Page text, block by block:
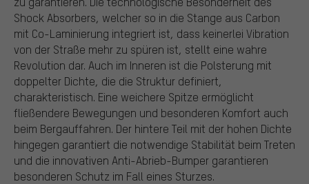
Shock Absorbers, welcher so in die Stange aus Carbon
mit Co-Laminierung integriert ist, dass keinerlei Vibration
von der Straße mehr zu spüren ist, stellt eine wahre
Revolution dar. Auch im Inneren ist die Polsterung mit
doppelter Dichte, die die Struktur definiert,
charakteristisch. Eine weichere Spitze ermöglicht
fließendere Bewegungen und besonderen Komfort auch
beim Bergauffahren. Der hintere Teil mit der hohen Dichte
hingegen garantiert die notwendige Stabilität beim Treten
und die innovativen Anti-Abrieb-Bumper garantieren
besonderen Schutz im Fall eines Sturzes.